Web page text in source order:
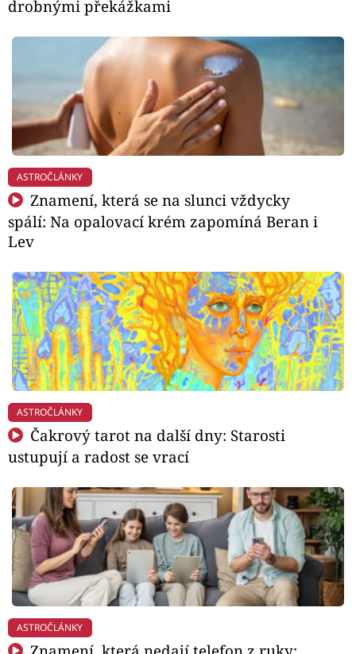
drobnými překážkami
ASTROČLÁNKY
Znamení, která se na slunci vždycky
spálí: Na opalovací krém zapomíná Beran i
Lev
ASTROČLÁNKY
Čakrový tarot na další dny: Starosti
ustupují a radost se vrací
ASTROČLÁNKY